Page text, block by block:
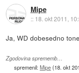
Mipe
:: 18. okt 2011,
Ja, WD dobesedno
Zgodovina sprememb…
spremenil:Mipe(18. okt